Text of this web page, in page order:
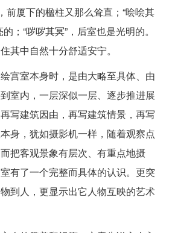
前厦下的楹柱又那么耸直；“哙哙其
；“哕哕其冥”，后室也是光明的。
其中自然十分舒适安宁。
宫室本身时，是由大略至具体、由
室内，一层深似一层、逐步推进展
写建筑因由，再写建筑情景，再写
身，犹如摄影机一样，随着观察点
把客观景象有层次、有重点地摄
有了一个完整而具体的认识。更突
到人，更显示出它人物互映的艺术